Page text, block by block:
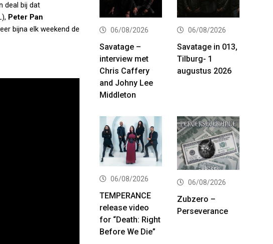
deal bij dat
Peter Pan
bijna elk weekend de
06/08/2026
Savatage –
interview met
Chris Caffery
and Johny Lee
Middleton
06/08/2026
Savatage in 013,
Tilburg- 1
augustus 2026
06/08/2026
TEMPERANCE
release video
for “Death: Right
Before We Die”
06/08/2026
Zubzero –
Perseverance